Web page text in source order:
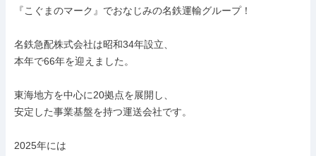
『こぐまのマーク』でおなじみの名鉄運輸グループ！
名鉄急配株式会社は昭和34年設立、
本年で66年を迎えました。
東海地方を中心に20拠点を展開し、
安定した事業基盤を持つ運送会社です。
2025年には